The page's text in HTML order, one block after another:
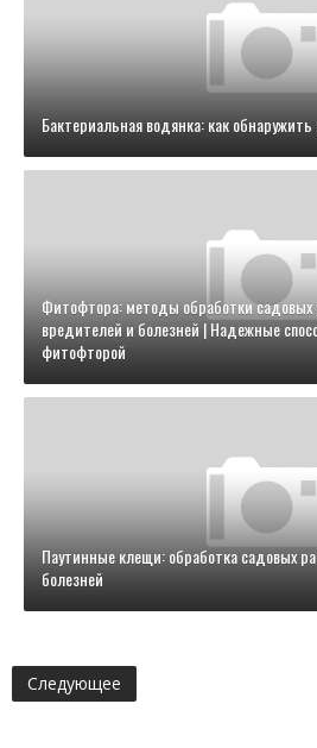
Бактериальная водянка: как
Фитофтора: методы обработки садовых
вредителей и болезней | Надежные
фитофторой
Паутинные клещи: обработка садовых
болезней
Следующее